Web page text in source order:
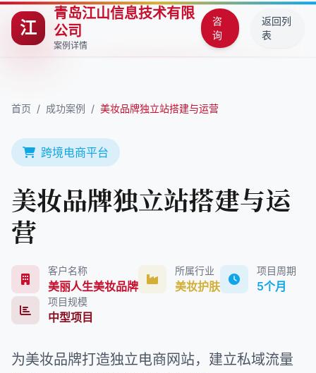
江
青岛江山信息技术有限
公司
案例详情
咨
询
返回列
表
首页 / 成功案例 / 美妆品牌独立站搭建与运营
跨境电商平台
美妆品牌独立站搭建与运
营
客户名称
美丽人生美妆品牌
所属行业
美妆护肤
项目周期
5个月
项目规模
中型项目
为美妆品牌打造独立电商网站，建立私域流量